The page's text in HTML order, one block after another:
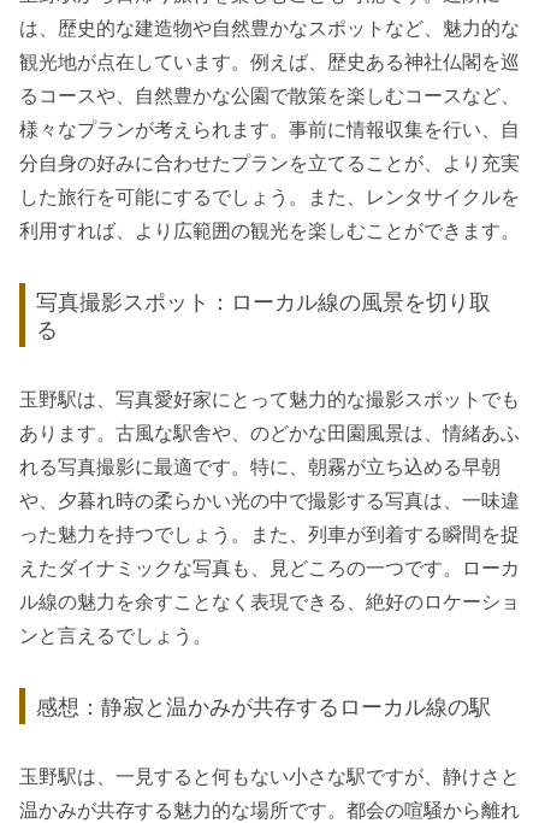
は、歴史的な建造物や自然豊かなスポットなど、魅力的な
観光地が点在しています。例えば、歴史ある神社仏閣を巡
るコースや、自然豊かな公園で散策を楽しむコースなど、
様々なプランが考えられます。事前に情報収集を行い、自
分自身の好みに合わせたプランを立てることが、より充実
した旅行を可能にするでしょう。また、レンタサイクルを
利用すれば、より広範囲の観光を楽しむことができます。
写真撮影スポット：ローカル線の風景を切り取
る
玉野駅は、写真愛好家にとって魅力的な撮影スポットでも
あります。古風な駅舎や、のどかな田園風景は、情緒あふ
れる写真撮影に最適です。特に、朝霧が立ち込める早朝
や、夕暮れ時の柔らかい光の中で撮影する写真は、一味違
った魅力を持つでしょう。また、列車が到着する瞬間を捉
えたダイナミックな写真も、見どころの一つです。ローカ
ル線の魅力を余すことなく表現できる、絶好のロケーショ
ンと言えるでしょう。
感想：静寂と温かみが共存するローカル線の駅
玉野駅は、一見すると何もない小さな駅ですが、静けさと
温かみが共存する魅力的な場所です。都会の喧騒から離れ